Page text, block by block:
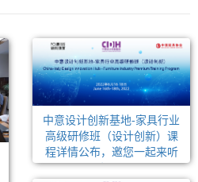
中意设计创新基地-家具行业
高级研修班（设计创新）课
程详情公布，邀您一起来听
课！